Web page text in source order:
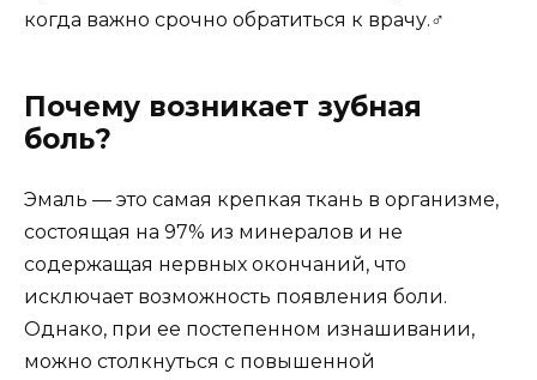
когда важно срочно обратиться к врачу.‍♂️
Почему возникает зубная
боль?
Эмаль — это самая крепкая ткань в организме,
состоящая на 97% из минералов и не
содержащая нервных окончаний, что
исключает возможность появления боли.
Однако, при ее постепенном изнашивании,
можно столкнуться с повышенной